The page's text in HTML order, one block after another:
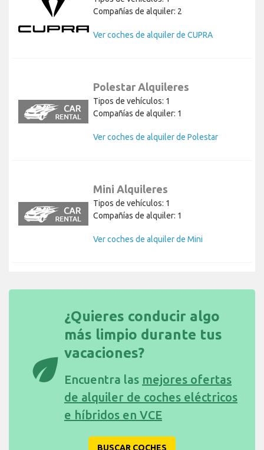
Compañías de alquiler: 2
Ver coches de alquiler de CUPRA
Polestar Alquileres
Tipos de vehículos: 1
Compañías de alquiler: 1
Ver coches de alquiler de Polestar
Mini Alquileres
Tipos de vehículos: 1
Compañías de alquiler: 1
Ver coches de alquiler de Mini
eco
¿Quieres conducir algo
más limpio durante tus
vacaciones?
Encuentra las mejores ofertas
de alquiler de coches eléctricos
e híbridos en VCE
BUSCAR COCHES